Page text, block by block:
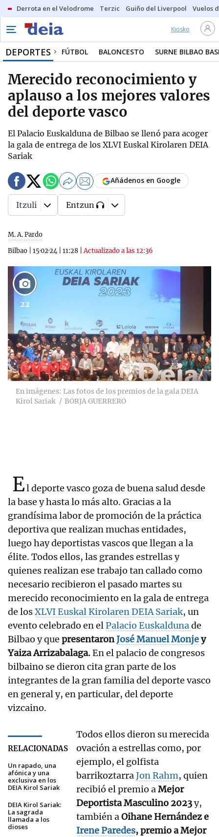
Derrota en el Velodrome Terzic Guiño del Liverpool Vuelos
Kiosko
DEPORTES FÚTBOL BALONCESTO SURNE BILBAO
Merecido reconocimiento y
aplauso a los mejores valores
del deporte vasco
El Palacio Euskalduna de Bilbao se llenó para acoger
la gala de entrega de los XLVI Euskal Kirolaren DEIA
Sariak
M. A. Pardo
Bilbao
15·02·24 11:28 |Actualizado a las 12:36
Añádenos en Google
Itzuli Entzun
22
En imágenes: Las fotos de los premios de la gala DEIA
Kirol Sariak
BORJA GUERRERO
El deporte vasco goza de buena salud desde
la base y hasta lo más alto. Gracias a la
grandísima labor de promoción de la práctica
deportiva que realizan muchas entidades,
luego hay deportistas vascos que llegan a la
élite. Todos ellos, las grandes estrellas y
quienes realizan ese trabajo tan callado como
necesario recibieron el pasado martes su
merecido reconocimiento en la gala de entrega
de losXLVI Euskal Kirolaren DEIA Sariak, un
evento celebrado en elPalacio Euskaldunade
Bilbao y que presentaronJosé Manuel Monjey
Yaiza Arrizabalaga.En el palacio de congresos
bilbaino se dieron cita gran parte de los
integrantes de la gran familia del deporte vasco
en general y, en particular, del deporte
vizcaino.
RELACIONADAS
Un rapado, una
afónica y una
exclusiva en los
DEIA Kirol Sariak
DEIA Kirol Sariak:
La sagrada
llamada a los
dioses
Todos ellos dieron su merecida
ovación a estrellas como, por
ejemplo, el golfista
barrikoztarraJon Rahm, quien
recibió el premio aMejor
Deportista Masculino 2023y,
también aOihane Hernández e
Irene Paredes, premio a Mejor